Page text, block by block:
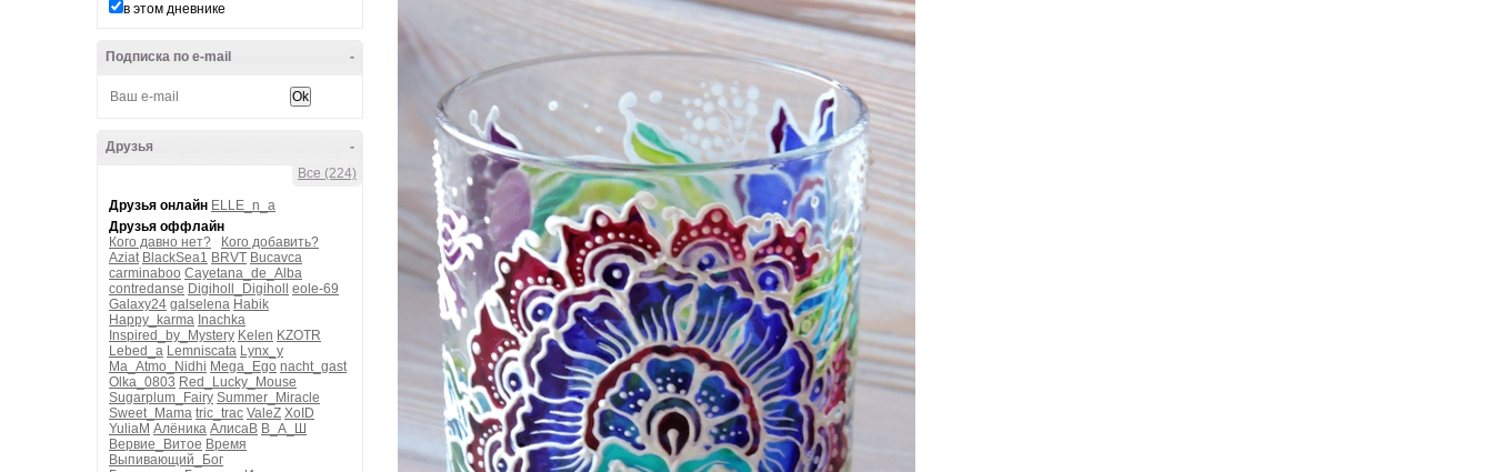
в этом дневнике
-
Подписка по e-mail
-
Друзья
Все (224)
Друзья онлайн ELLE_n_a
Друзья оффлайн
Кого давно нет?
Кого добавить?
Aziat BlackSea1 BRVT Bucavca
carminaboo Cayetana_de_Alba
contredanse Digiholl_Digiholl
eole-69
Galaxy24 galselena Habik
Happy_karma Inachka
Inspired_by_Mystery Kelen KZOTR
Lebed_a Lemniscata Lynx_y
Ma_Atmo_Nidhi Mega_Ego nacht_gast
Olka_0803 Red_Lucky_Mouse
Sugarplum_Fairy Summer_Miracle
Sweet_Mama tric_trac ValeZ XoID
YuliaM Алёника АлисаВ В_А_Ш
Вервие_Витое Время
Выпивающий_Бог